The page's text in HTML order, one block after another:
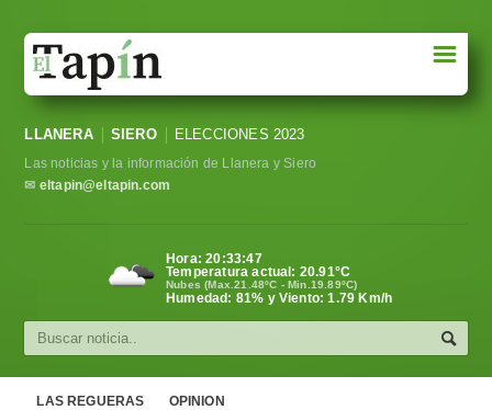
Sociedad
Política
Cultura
☰
LLANERA SIERO ELECCIONES 2023
Las noticias y la información de Llanera y Siero
✉ eltapin@eltapin.com
Hora:20:33:48
Temperatura actual: 20.91°C
Nubes (Max.21.48ºC - Min.19.89ºC)
Humedad: 81% y Viento: 1.79 Km/h
LAS REGUERAS OPINION